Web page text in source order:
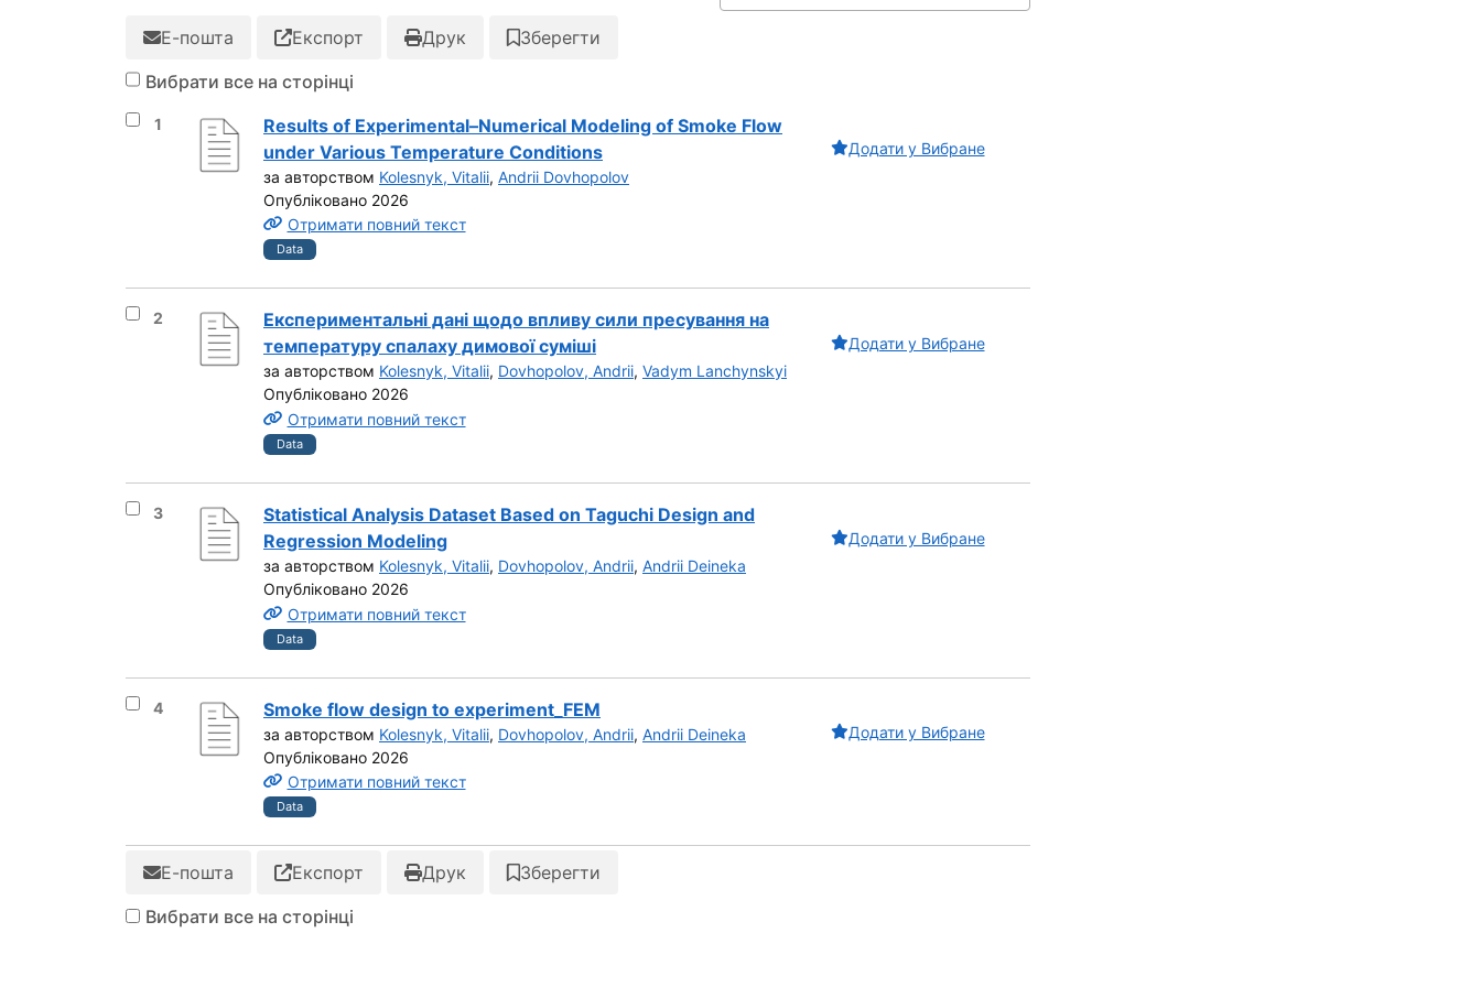
Е-пошта Експорт Друк
Зберегти
Вибрати все на сторінці
Вибрати результат під номером 1
1
Results of Experimental–Numerical Modeling of Smoke Flow
under Various Temperature Conditions
за авторством Kolesnyk, Vitalii, Andrii Dovhopolov
Опубліковано 2026
Отримати повний текст
Data
Додати у Вибране
Вибрати результат під номером 2
2
Експериментальні дані щодо впливу сили пресування на
температуру спалаху димової суміші
за авторством Kolesnyk, Vitalii, Dovhopolov, Andrii, Vadym Lanchynskyi
Опубліковано 2026
Отримати повний текст
Data
Додати у Вибране
Вибрати результат під номером 3
3
Statistical Analysis Dataset Based on Taguchi Design and
Regression Modeling
за авторством Kolesnyk, Vitalii, Dovhopolov, Andrii, Andrii Deineka
Опубліковано 2026
Отримати повний текст
Data
Додати у Вибране
Вибрати результат під номером 4
4 Smoke flow design to experiment_FEM
за авторством Kolesnyk, Vitalii, Dovhopolov, Andrii, Andrii Deineka
Опубліковано 2026
Отримати повний текст
Data
Додати у Вибране
Е-пошта Експорт Друк
Зберегти
Вибрати все на сторінці